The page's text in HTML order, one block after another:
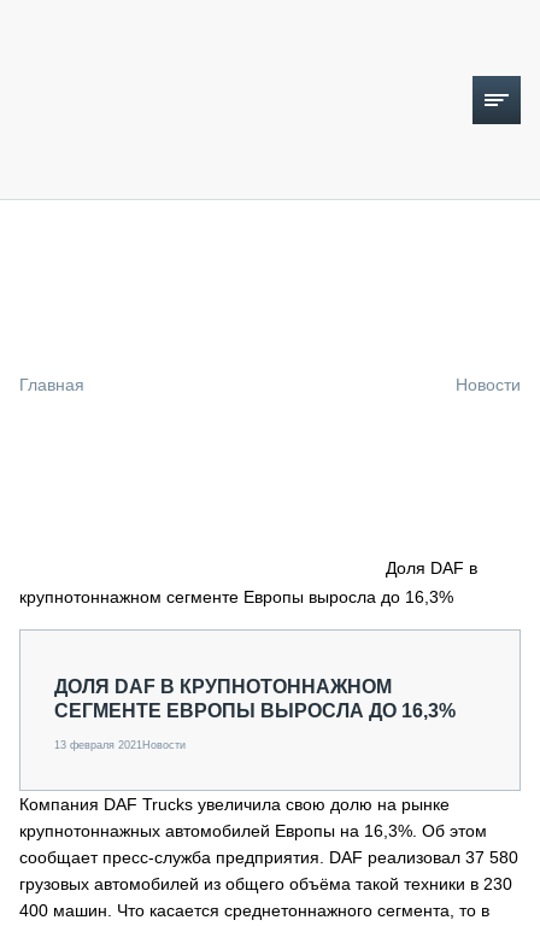
СПЕЦПРОЕКТЫ
О ПРОЕКТЕ
Главная Новости
Доля DAF в
крупнотоннажном сегменте Европы выросла до 16,3%
ДОЛЯ DAF В КРУПНОТОННАЖНОМ
СЕГМЕНТЕ ЕВРОПЫ ВЫРОСЛА ДО 16,3%
13 февраля 2021Новости
Компания DAF Trucks увеличила свою долю на рынке
крупнотоннажных автомобилей Европы на 16,3%. Об этом
сообщает пресс-служба предприятия. DAF реализовал 37 580
грузовых автомобилей из общего объёма такой техники в 230
400 машин. Что касается среднетоннажного сегмента, то в